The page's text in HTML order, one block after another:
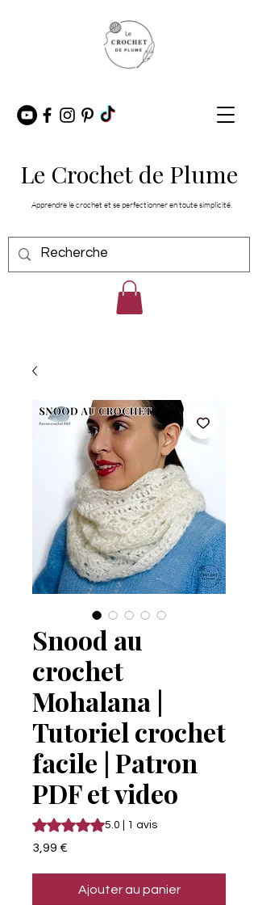
Le Crochet de Plume
Apprendre le crochet et se perfectionner en toute simplicité.
Snood au
crochet
Mohalana |
Tutoriel crochet
facile | Patron
PDF et video
La note est de 5.0 sur cinq étoiles selon
5.0 | 1 avis
3,99 €
Ajouter au panier